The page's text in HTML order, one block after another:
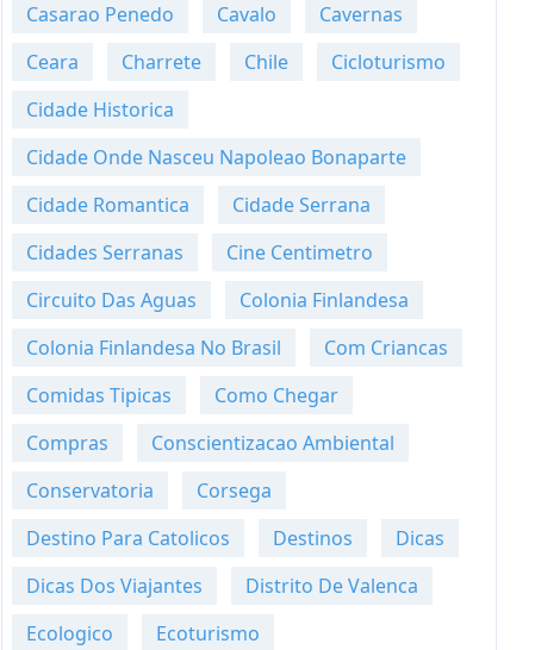
Casarao Penedo
Cavalo
Cavernas
Ceara
Charrete Chile
Cicloturismo
Cidade Historica
Cidade Onde Nasceu Napoleao Bonaparte
Cidade Romantica
Cidade Serrana
Cidades Serranas
Cine Centimetro
Circuito Das Aguas
Colonia Finlandesa
Colonia Finlandesa No Brasil
Com Criancas
Comidas Tipicas
Como Chegar
Compras
Conscientizacao Ambiental
Conservatoria
Corsega
Destino Para Catolicos
Destinos
Dicas
Dicas Dos Viajantes
Distrito De Valenca
Ecologico
Ecoturismo